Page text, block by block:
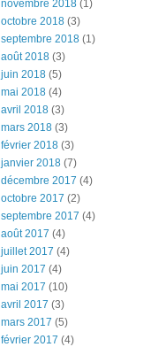
novembre 2018 (1)
octobre 2018 (3)
septembre 2018 (1)
août 2018 (3)
juin 2018 (5)
mai 2018 (4)
avril 2018 (3)
mars 2018 (3)
février 2018 (3)
janvier 2018 (7)
décembre 2017 (4)
octobre 2017 (2)
septembre 2017 (4)
août 2017 (4)
juillet 2017 (4)
juin 2017 (4)
mai 2017 (10)
avril 2017 (3)
mars 2017 (5)
février 2017 (4)